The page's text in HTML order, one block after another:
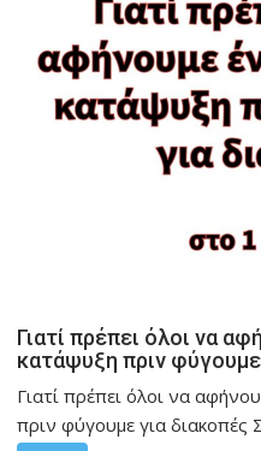
Γιατί πρέπει όλοι να
κατάψυξη πριν
Γιατί πρέπει όλοι να
πριν φύγουμε για διακοπές